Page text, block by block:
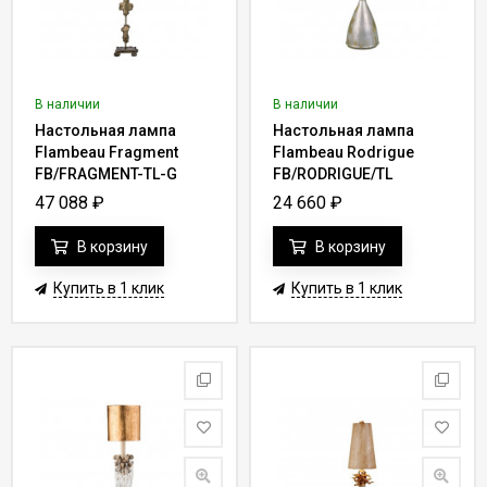
Данный раздел предлагает большой выбор настольных ламп,
Каталог настольных ламп
“IDEALLIGHT” имеет следующие
достоинства:
Обновления на постоянной основе - поставки
выполняются на регулярно, что позволяет без проблем
подобрать подходящую модель.
варианта сведено к минимуму. Со стороны покупателя
Имеется гарантия на всю предложенную продукцию.
документы на изделия.
Настольные лампы
всегда в наличии - поставки товара
выполняются напрямую от производителя без
В наличии
Настольная лампа
Flambeau Fragment
FB/FRAGMENT-TL-G
47 088 ₽
В корзину
Купить в 1 клик
В наличии
Настольная лампа
Flambeau Rodrigue
FB/RODRIGUE/TL
24 660 ₽
В корзину
Купить в 1 клик